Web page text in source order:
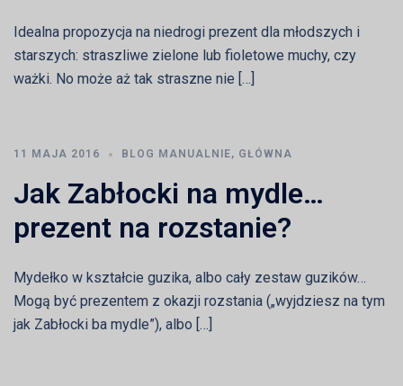
Idealna propozycja na niedrogi prezent dla młodszych i
starszych: straszliwe zielone lub fioletowe muchy, czy
ważki. No może aż tak straszne nie […]
11 MAJA 2016 BLOG MANUALNIE, GŁÓWNA
Jak Zabłocki na mydle…
prezent na rozstanie?
Mydełko w kształcie guzika, albo cały zestaw guzików…
Mogą być prezentem z okazji rozstania („wyjdziesz na tym
jak Zabłocki ba mydle”), albo […]